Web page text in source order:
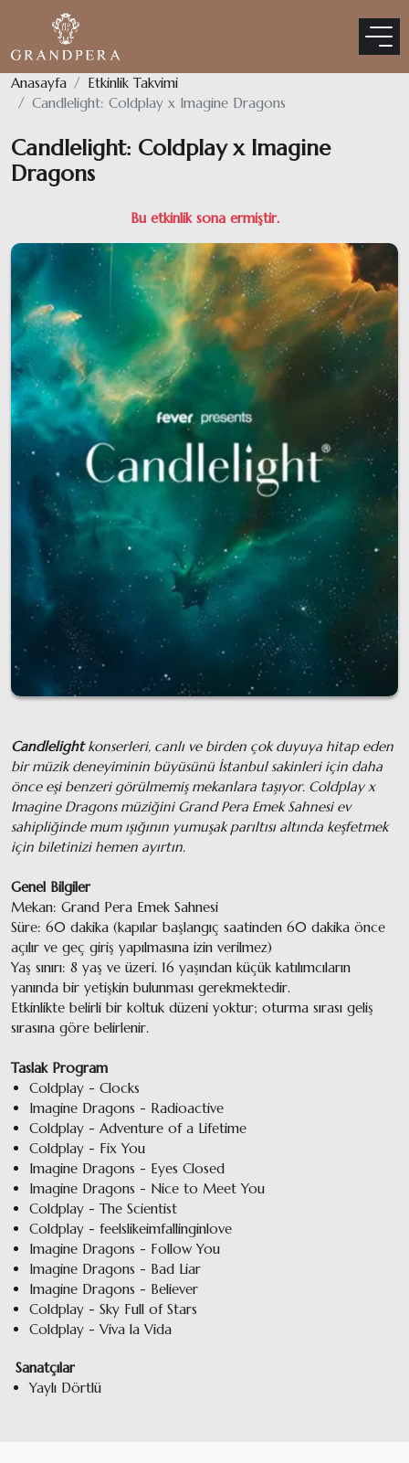
Anasayfa
Etkinlik Takvimi
Candlelight: Coldplay x Imagine Dragons
Candlelight: Coldplay x Imagine
Dragons
Bu etkinlik sona ermiştir.
Candlelightkonserleri, canlı ve birden çok duyuya hitap eden
bir müzik deneyiminin büyüsünü İstanbul sakinleri için daha
önce eşi benzeri görülmemiş mekanlara taşıyor. Coldplay x
Imagine Dragons müziğini Grand Pera Emek Sahnesi ev
sahipliğinde mum ışığının yumuşak parıltısı altında keşfetmek
için biletinizi hemen ayırtın.
Genel Bilgiler
Mekan: Grand Pera Emek Sahnesi
Süre: 60 dakika (kapılar başlangıç saatinden 60 dakika önce
açılır ve geç giriş yapılmasına izin verilmez)
Yaş sınırı: 8 yaş ve üzeri. 16 yaşından küçük katılımcıların
yanında bir yetişkin bulunması gerekmektedir.
Etkinlikte belirli bir koltuk düzeni yoktur; oturma sırası geliş
sırasına göre belirlenir.
Taslak Program
Coldplay - Clocks
Imagine Dragons - Radioactive
Coldplay - Adventure of a Lifetime
Coldplay - Fix You
Imagine Dragons - Eyes Closed
Imagine Dragons - Nice to Meet You
Coldplay - The Scientist
Coldplay - feelslikeimfallinginlove
Imagine Dragons - Follow You
Imagine Dragons - Bad Liar
Imagine Dragons - Believer
Coldplay - Sky Full of Stars
Coldplay - Viva la Vida
Sanatçılar
Yaylı Dörtlü